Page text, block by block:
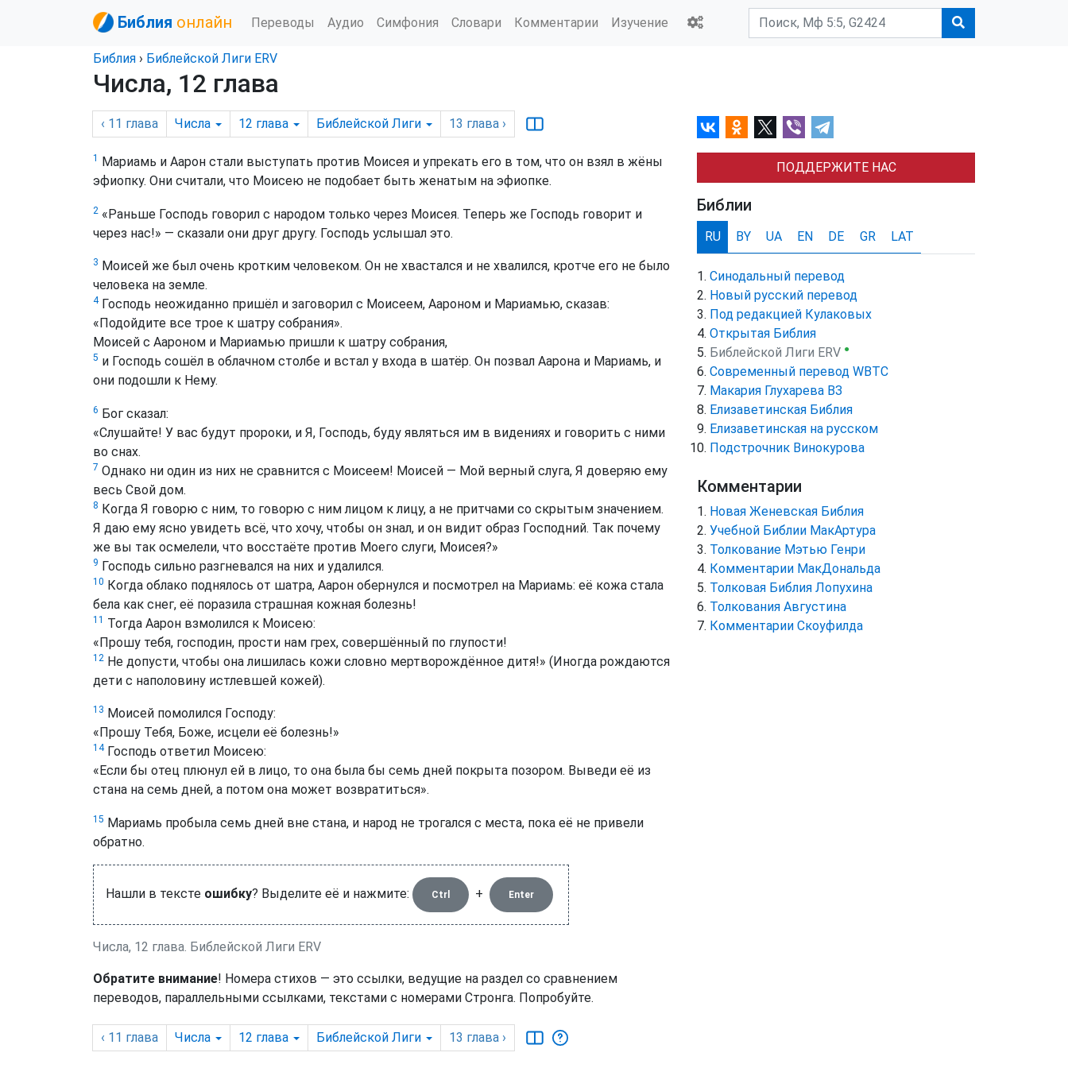
Библия онлайн Переводы Аудио Симфония Словари Комментарии Изучение
Библия › Библейской Лиги ERV
Числа, 12 глава
‹ 11 глава Числа 12 глава Библейской Лиги 13 глава ›
1 Мариамь и Аарон стали выступать против Моисея и упрекать его в том, что он взял в жёны
эфиопку. Они считали, что Моисею не подобает быть женатым на эфиопке.
2 «Раньше Господь говорил с народом только через Моисея. Теперь же Господь говорит и
через нас!» — сказали они друг другу. Господь услышал это.
3 Моисей же был очень кротким человеком. Он не хвастался и не хвалился, кротче его не было
человека на земле.
4Господь неожиданно пришёл и заговорил с Моисеем, Аароном и Мариамью, сказав:
«Подойдите все трое к шатру собрания».
Моисей с Аароном и Мариамью пришли к шатру собрания,
5 и Господь сошёл в облачном столбе и встал у входа в шатёр. Он позвал Аарона и Мариамь, и
они подошли к Нему.
6 Бог сказал:
«Слушайте! У вас будут пророки, и Я, Господь, буду являться им в видениях и говорить с ними
во снах.
7 Однако ни один из них не сравнится с Моисеем! Моисей — Мой верный слуга, Я доверяю ему
весь Свой дом.
8 Когда Я говорю с ним, то говорю с ним лицом к лицу, а не притчами со скрытым значением.
Я даю ему ясно увидеть всё, что хочу, чтобы он знал, и он видит образ Господний. Так почему
же вы так осмелели, что восстаёте против Моего слуги, Моисея?»
9 Господь сильно разгневался на них и удалился.
10 Когда облако поднялось от шатра, Аарон обернулся и посмотрел на Мариамь: её кожа стала
бела как снег, её поразила страшная кожная болезнь!
11 Тогда Аарон взмолился к Моисею:
«Прошу тебя, господин, прости нам грех, совершённый по глупости!
12 Не допусти, чтобы она лишилась кожи словно мертворождённое дитя!» (Иногда рождаются
дети с наполовину истлевшей кожей).
13 Моисей помолился Господу:
«Прошу Тебя, Боже, исцели её болезнь!»
14Господь ответил Моисею:
«Если бы отец плюнул ей в лицо, то она была бы семь дней покрыта позором. Выведи её из
стана на семь дней, а потом она может возвратиться».
15 Мариамь пробыла семь дней вне стана, и народ не трогался с места, пока её не привели
обратно.
Нашли в тексте ошибку? Выделите её и нажмите: Ctrl + Enter
Числа, 12 глава. Библейской Лиги ERV
Обратите внимание! Номера стихов — это ссылки, ведущие на раздел со сравнением
переводов, параллельными ссылками, текстами с номерами Стронга. Попробуйте.
‹ 11 глава Числа 12 глава Библейской Лиги 13 глава ›
ПОДДЕРЖИТЕ НАС
Библии
RU BY UA EN DE GR LAT
Синодальный перевод
Новый русский перевод
Под редакцией Кулаковых
Открытая Библия
Библейской Лиги ERV ●
Cовременный перевод WBTC
Макария Глухарева ВЗ
Елизаветинская Библия
Елизаветинская на русском
Подстрочник Винокурова
Комментарии
Новая Женевская Библия
Учебной Библии МакАртура
Толкование Мэтью Генри
Комментарии МакДональда
Толковая Библия Лопухина
Толкования Августина
Комментарии Скоуфилда